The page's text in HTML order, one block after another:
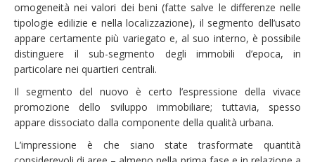
omogeneità nei valori dei beni (fatte salve le differenze nelle
tipologie edilizie e nella localizzazione), il segmento dell’usato
appare certamente più variegato e, al suo interno, è possibile
distinguere il sub-segmento degli immobili d’epoca, in
particolare nei quartieri centrali.
Il segmento del nuovo è certo l’espressione della vivace
promozione dello sviluppo immobiliare; tuttavia, spesso
appare dissociato dalla componente della qualità urbana.
L’impressione è che siano state trasformate quantità